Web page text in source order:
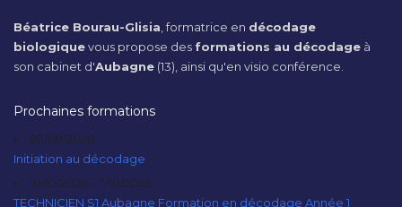
Béatrice Bourau-Glisia, formatrice en décodage
biologiquevous propose des formations au décodage à
son cabinet d'Aubagne (13), ainsi qu'en visio conférence.
Prochaines formations
20/09/2026
Initiation au décodage
10/10/2026 - 11/10/2026
TECHNICIEN S1 Aubagne Formation en décodage Année 1